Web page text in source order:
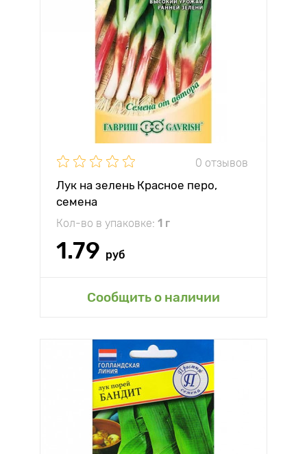
0 отзывов
Лук на зелень Красное перо,
семена
Кол-во в упаковке: 1 г
1.79 руб
Сообщить о наличии